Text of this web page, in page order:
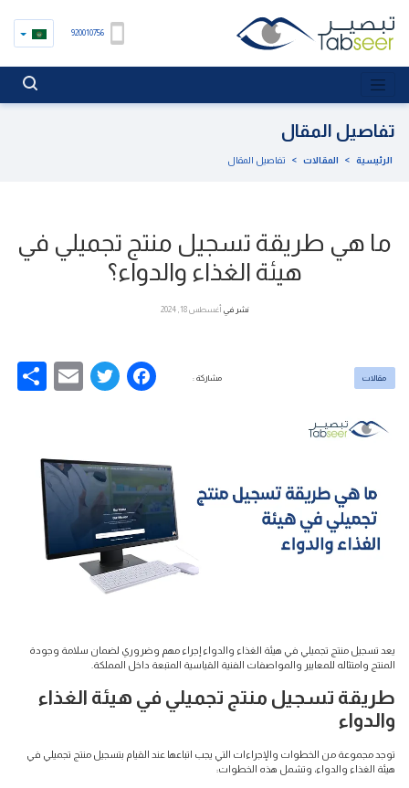
920010756
تفاصيل المقال
الرئيسية > المقالات > تفاصيل المقال
ما هي طريقة تسجيل منتج تجميلي في
هيئة الغذاء والدواء؟
نشر فيأغسطس 18, 2024
مقالات مشاركة : Facebook
Twitter
يعد تسجيل منتج تجميلي في هيئة الغذاء والدواء إجراء مهم وضروري لضمان سلامة وجودة
المنتج وامتثاله للمعايير والمواصفات الفنية القياسية المتبعة داخل المملكة.
طريقة تسجيل منتج تجميلي في هيئة الغذاء
والدواء
توجد مجموعة من الخطوات والإجراءات التي يجب اتباعها عند القيام بتسجيل منتج تجميلي في
هيئة الغذاء والدواء، وتشمل هذه الخطوات: